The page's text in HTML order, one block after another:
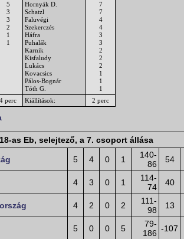
5
3
3
2
1
1
Hornyák D.
Schatzl
Faluvégi
Szekerczés
Háfra
Puhalák
Karnik
Kisfaludy
Lukács
Kovacsics
Pálos-Bognár
Tóth G.
7
7
4
4
3
3
2
2
2
1
1
1
4 perc Kiállítások: 2 perc
as Eb, selejtező, a 7. csoport állása
5 4 0 1
140-
86
54
4 3 0 1
114-
74
40
4 2 0 2
111-
98
13
5 0 0 5
79-
186 -107